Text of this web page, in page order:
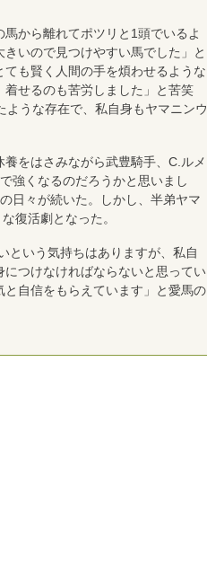
から離れてポツリと1頭でいるよ
いので見つけやすい馬でした」と
も賢く人間の手を煩わせるような
せるのも苦労しました」と苦笑
うな存在で、私自身もヤマニンウ
をはさみながら武豊騎手、C.ルメ
強くなるのだろうかと思いまし
日々が続いた。しかし、半弟ヤマ
復活劇となった。
いう気持ちはありますが、私自
つけなければならないと思ってい
自信をもらえています」と愛馬の